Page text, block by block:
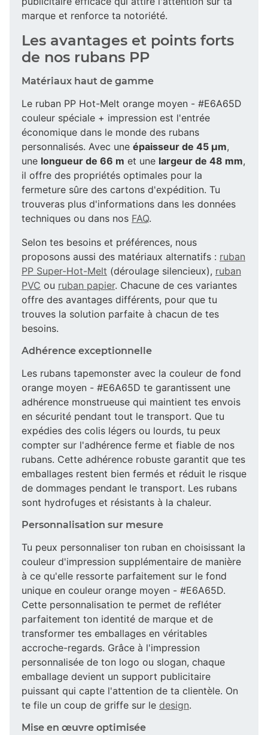
marque et renforce ta notoriété.
Les avantages et points forts
de nos rubans PP
Matériaux haut de gamme
Le ruban PP Hot-Melt orange moyen - #E6A65D
couleur spéciale + impression est l'entrée
économique dans le monde des rubans
personnalisés. Avec une épaisseur de 45 µm,
une longueur de 66 m et une largeur de 48 mm,
il offre des propriétés optimales pour la
fermeture sûre des cartons d'expédition. Tu
trouveras plus d'informations dans les données
techniques ou dans nos FAQ.
Selon tes besoins et préférences, nous
proposons aussi des matériaux alternatifs : ruban
PP Super-Hot-Melt (déroulage silencieux), ruban
PVC ou ruban papier. Chacune de ces variantes
offre des avantages différents, pour que tu
trouves la solution parfaite à chacun de tes
besoins.
Adhérence exceptionnelle
Les rubans tapemonster avec la couleur de fond
orange moyen - #E6A65D te garantissent une
adhérence monstrueuse qui maintient tes envois
en sécurité pendant tout le transport. Que tu
expédies des colis légers ou lourds, tu peux
compter sur l'adhérence ferme et fiable de nos
rubans. Cette adhérence robuste garantit que tes
emballages restent bien fermés et réduit le risque
de dommages pendant le transport. Les rubans
sont hydrofuges et résistants à la chaleur.
Personnalisation sur mesure
Tu peux personnaliser ton ruban en choisissant la
couleur d'impression supplémentaire de manière
à ce qu'elle ressorte parfaitement sur le fond
unique en couleur orange moyen - #E6A65D.
Cette personnalisation te permet de refléter
parfaitement ton identité de marque et de
transformer tes emballages en véritables
accroche-regards. Grâce à l'impression
personnalisée de ton logo ou slogan, chaque
emballage devient un support publicitaire
puissant qui capte l'attention de ta clientèle. On
te file un coup de griffe sur le design.
Mise en œuvre optimisée